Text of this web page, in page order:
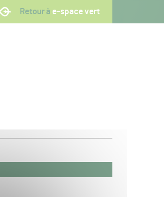
Retour à e-space vert